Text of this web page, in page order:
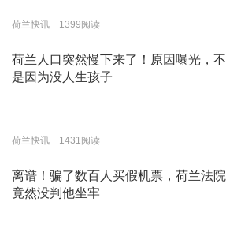
荷兰快讯 1399阅读
荷兰人口突然慢下来了！原因曝光，不
是因为没人生孩子
荷兰快讯 1431阅读
离谱！骗了数百人买假机票，荷兰法院
竟然没判他坐牢